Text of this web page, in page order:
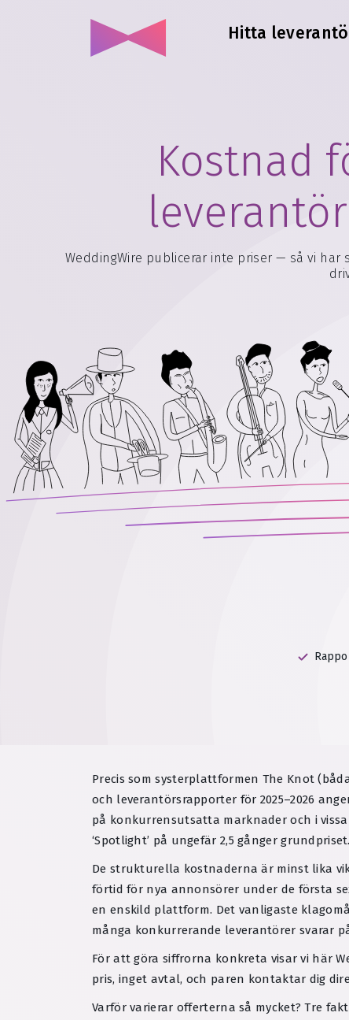
Hitta
Kostnad
WeddingWire publicerar inte priser — så vi
Precis som systerplattformen The Knot
och leverantörsrapporter för 2025–2026
på konkurrensutsatta marknader och i
‘Spotlight’ på ungefär 2,5 gånger grundpriset.
De strukturella kostnaderna är minst lika
förtid för nya annonsörer under de första
en enskild plattform. Det vanligaste
många konkurrerande leverantörer svarar
För att göra siffrorna konkreta visar vi här
pris, inget avtal, och paren kontaktar dig
Varför varierar offerterna så mycket? Tre